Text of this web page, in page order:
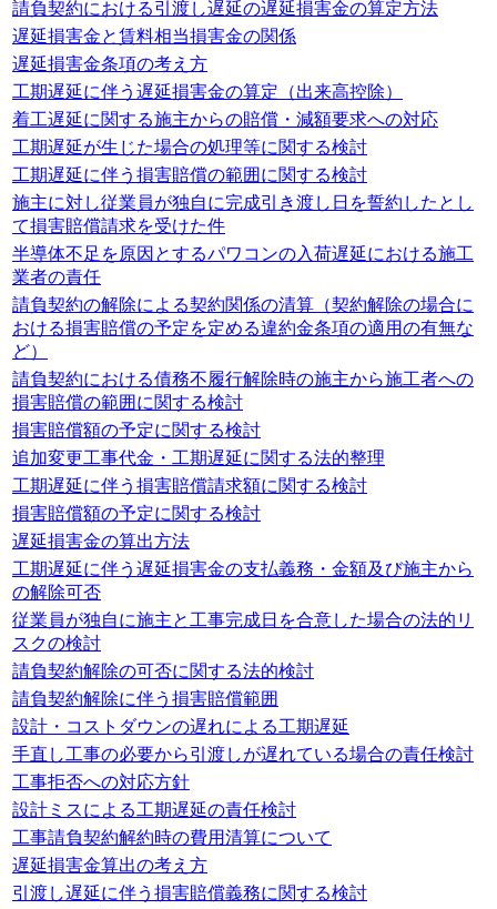
請負契約における引渡し遅延の遅延損害金の算定方法
遅延損害金と賃料相当損害金の関係
遅延損害金条項の考え方
工期遅延に伴う遅延損害金の算定（出来高控除）
着工遅延に関する施主からの賠償・減額要求への対応
工期遅延が生じた場合の処理等に関する検討
工期遅延に伴う損害賠償の範囲に関する検討
施主に対し従業員が独自に完成引き渡し日を誓約したとし
て損害賠償請求を受けた件
半導体不足を原因とするパワコンの入荷遅延における施工
業者の責任
請負契約の解除による契約関係の清算（契約解除の場合に
おける損害賠償の予定を定める違約金条項の適用の有無な
ど）
請負契約における債務不履行解除時の施主から施工者への
損害賠償の範囲に関する検討
損害賠償額の予定に関する検討
追加変更工事代金・工期遅延に関する法的整理
工期遅延に伴う損害賠償請求額に関する検討
損害賠償額の予定に関する検討
遅延損害金の算出方法
工期遅延に伴う遅延損害金の支払義務・金額及び施主から
の解除可否
従業員が独自に施主と工事完成日を合意した場合の法的リ
スクの検討
請負契約解除の可否に関する法的検討
請負契約解除に伴う損害賠償範囲
設計・コストダウンの遅れによる工期遅延
手直し工事の必要から引渡しが遅れている場合の責任検討
工事拒否への対応方針
設計ミスによる工期遅延の責任検討
工事請負契約解約時の費用清算について
遅延損害金算出の考え方
引渡し遅延に伴う損害賠償義務に関する検討